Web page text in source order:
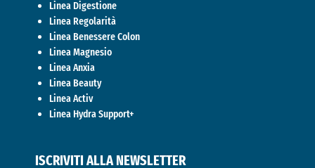
Linea Digestione
Linea Regolarità
Linea Benessere Colon
Linea Magnesio
Linea Anxia
Linea Beauty
Linea Activ
Linea Hydra Support+
ISCRIVITI ALLA NEWSLETTER